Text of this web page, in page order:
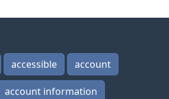
accessible account
account information